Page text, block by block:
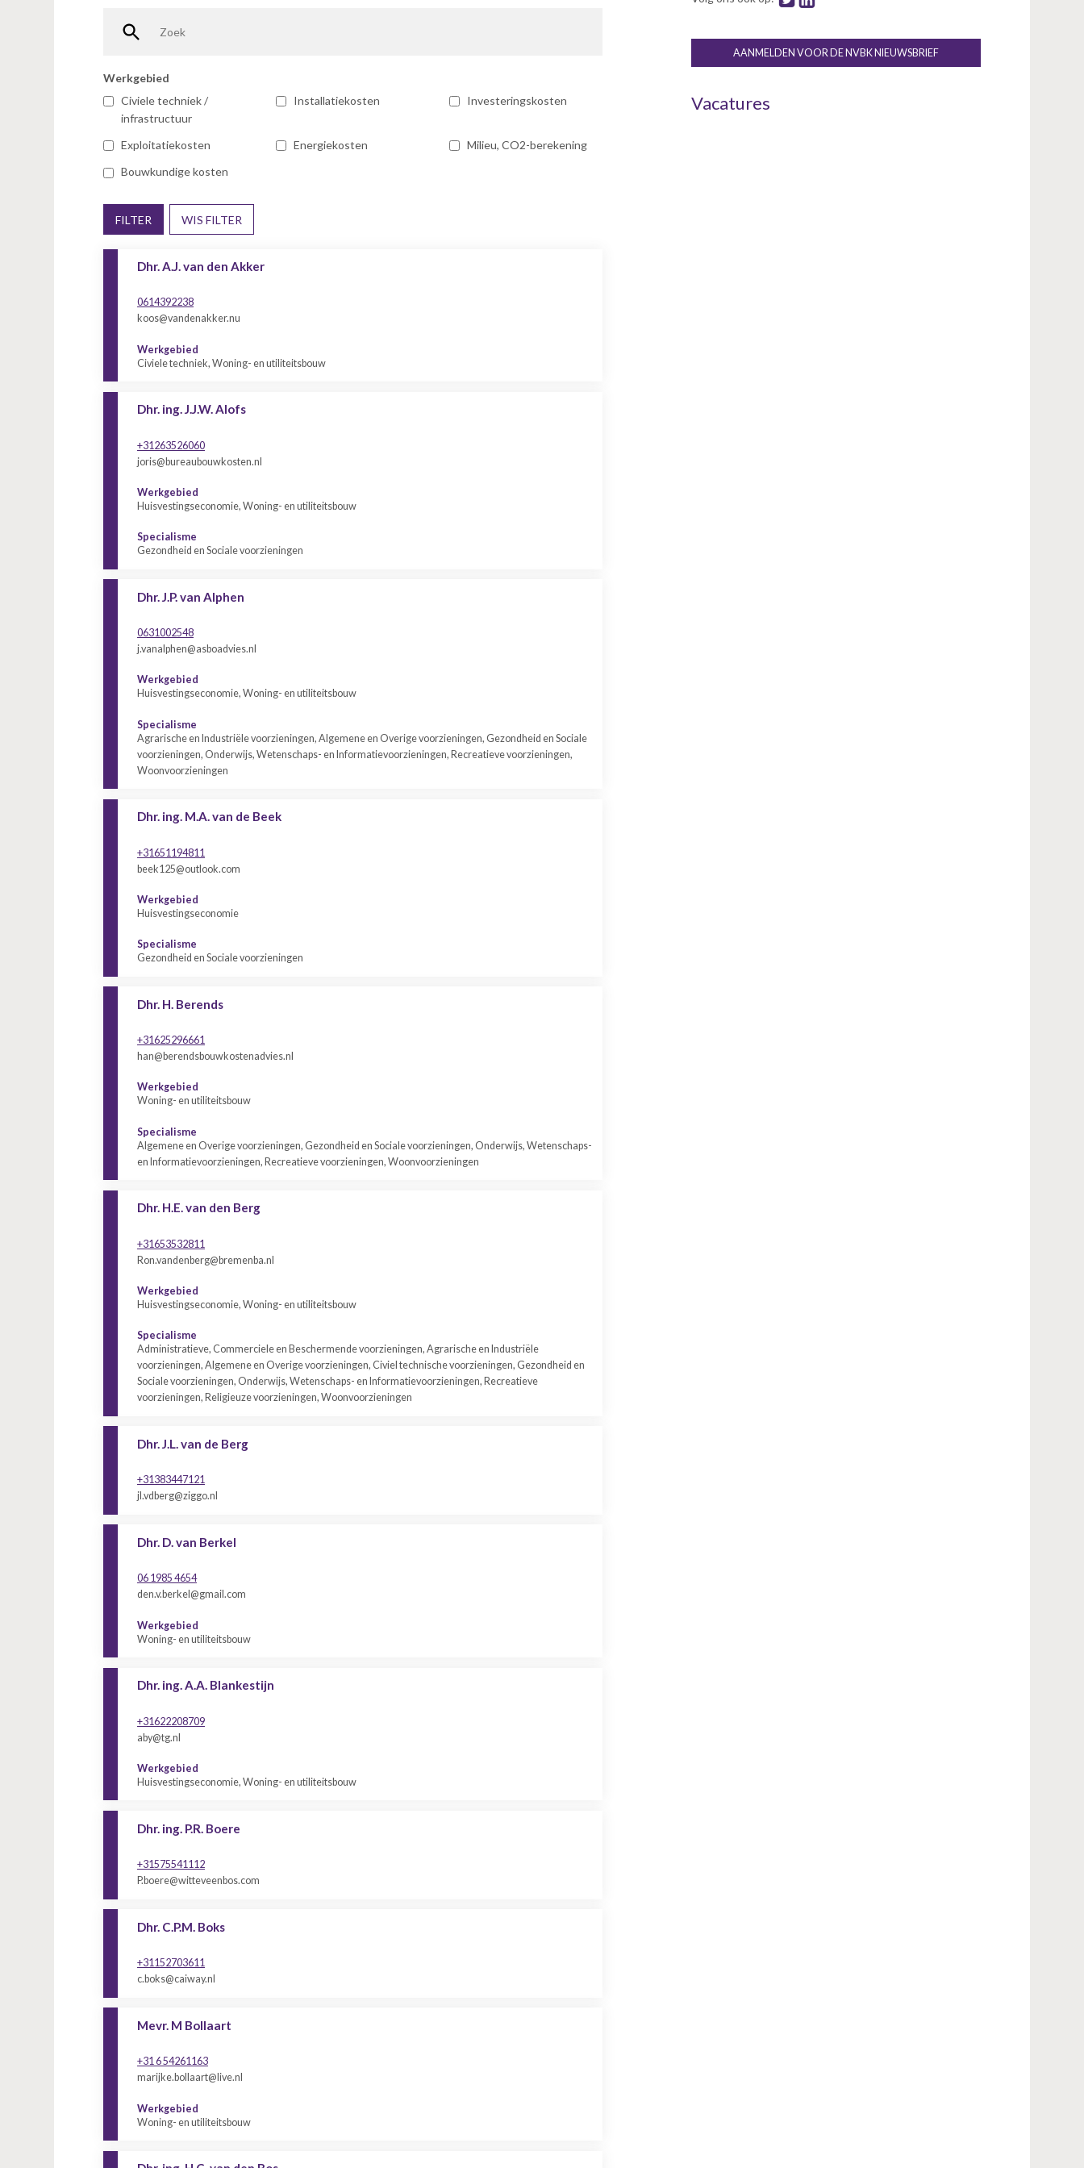
Werkgebied
Civiele techniek /
infrastructuur
Installatiekosten Investeringskosten
Exploitatiekosten Energiekosten
Milieu, CO2-berekening
Bouwkundige kosten
FILTER WIS FILTER
Dhr. A.J. van den Akker
0614392238
koos@vandenakker.nu
Werkgebied
Civiele techniek, Woning- en utiliteitsbouw
Dhr. ing. J.J.W. Alofs
+31263526060
joris@bureaubouwkosten.nl
Werkgebied
Huisvestingseconomie, Woning- en utiliteitsbouw
Specialisme
Gezondheid en Sociale voorzieningen
Dhr. J.P. van Alphen
0631002548
j.vanalphen@asboadvies.nl
Werkgebied
Huisvestingseconomie, Woning- en utiliteitsbouw
Specialisme
Agrarische en Industriële voorzieningen, Algemene en Overige voorzieningen, Gezondheid en Sociale
voorzieningen, Onderwijs, Wetenschaps- en Informatievoorzieningen, Recreatieve voorzieningen,
Woonvoorzieningen
Dhr. ing. M.A. van de Beek
+31651194811
beek125@outlook.com
Werkgebied
Huisvestingseconomie
Specialisme
Gezondheid en Sociale voorzieningen
Dhr. H. Berends
+31625296661
han@berendsbouwkostenadvies.nl
Werkgebied
Woning- en utiliteitsbouw
Specialisme
Algemene en Overige voorzieningen, Gezondheid en Sociale voorzieningen, Onderwijs, Wetenschaps-
en Informatievoorzieningen, Recreatieve voorzieningen, Woonvoorzieningen
Dhr. H.E. van den Berg
+31653532811
Ron.vandenberg@bremenba.nl
Werkgebied
Huisvestingseconomie, Woning- en utiliteitsbouw
Specialisme
Administratieve, Commerciele en Beschermende voorzieningen, Agrarische en Industriële
voorzieningen, Algemene en Overige voorzieningen, Civiel technische voorzieningen, Gezondheid en
Sociale voorzieningen, Onderwijs, Wetenschaps- en Informatievoorzieningen, Recreatieve
voorzieningen, Religieuze voorzieningen, Woonvoorzieningen
Dhr. J.L. van de Berg
+31383447121
jl.vdberg@ziggo.nl
Dhr. D. van Berkel
06 1985 4654
den.v.berkel@gmail.com
Werkgebied
Woning- en utiliteitsbouw
Dhr. ing. A.A. Blankestijn
+31622208709
aby@tg.nl
Werkgebied
Huisvestingseconomie, Woning- en utiliteitsbouw
Dhr. ing. P.R. Boere
+31575541112
P.boere@witteveenbos.com
Dhr. C.P.M. Boks
+31152703611
c.boks@caiway.nl
Mevr. M Bollaart
+31 6 54261163
marijke.bollaart@live.nl
Werkgebied
Woning- en utiliteitsbouw
AANMELDEN VOOR DE NVBK NIEUWSBRIEF
Vacatures